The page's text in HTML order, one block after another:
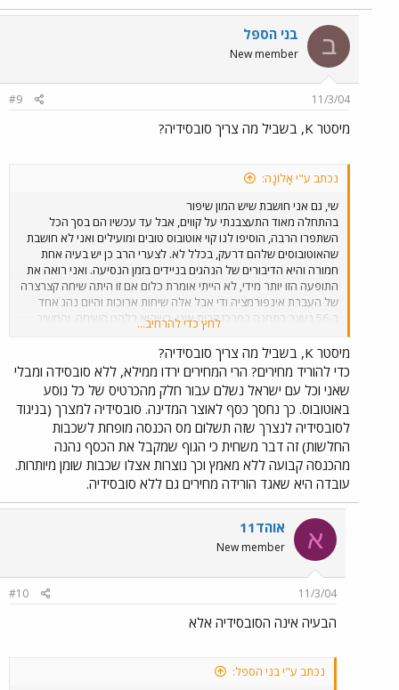
ב בני הספל
New member
11/3/04
#9
מיסטר K, בשביל מה צריך סובסידיה?
נכתב ע"י אָלוֹנָה:
שי, גם אני חושבת שיש המון שיפור
בהתחלה מאוד התעצבנתי על קווים, אבל עד עכשיו הם בסך הכל
השתפרו הרבה, הוסיפו לנו קוי אוטובוס טובים ומועילים ואני לא חושבת
שהאוטובוסים שלהם דרעק, בכלל לא. לצערי הרב כן יש בעיה אחת
חמורה והיא הדיבורים של הנהגים בניידים בזמן הנסיעה. ואני רואה את
התופעה הזו יותר מידי, לא הייתי אומרת כלום אם זו היתה שיחה קצרצרה
של העברת אינפורמציה ודי אבל אלה שיחות ארוכות והיום נהג אחד
ב-56 נעצר בתחנה במרכז קרית אונו, כשהוא בלהט השיחה. והמשיך
לעמוד גם אחרי שאנשים עלו, וכשמישהו העיר לו הוא הסתכל עליו
במבט של רצח בעיניים. זה דבר חמור מאוד.
לחץ כדי להרחיב...
מיסטר K, בשביל מה צריך סובסידיה?
כדי להוריד מחירים? הרי המחירים ירדו ממילא, ללא סובסידה ומבלי
שאני וכל עם ישראל נשלם עבור חלק מהכרטיס של כל נוסע
באוטובוס. כך נחסך כסף לאוצר המדינה. סובסידיה למצרך (בניגוד
לסובסידיה לנצרך שזה תשלום מס הכנסה מופחת לשכבות
החלשות) זה דבר משחית כי הגוף שמקבל את הכסף נהנה
מהכנסה קבועה ללא מאמץ וכך נוצרות אצלו שכבות שומן מיותרות.
עובדה היא שאגד הורידה מחירים גם ללא סובסידיה.
א אוהד11
New member
11/3/04
#10
הבעיה אינה הסובסידיה אלא
נכתב ע"י בני הספל: